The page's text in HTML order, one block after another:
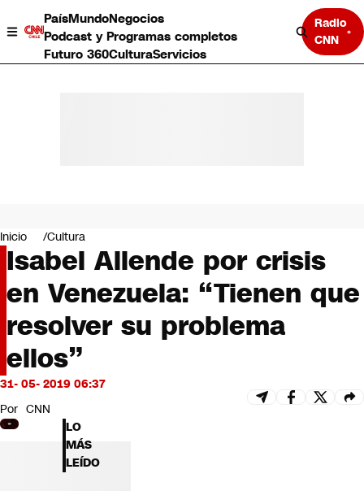
PaísMundoNegocios
Podcast y Programas completos
Futuro 360CulturaServicios
Radio
CNN
Negocios
Deportes
Programas completos
Cultura
Servicios
Bits
CNN tiempo
Futuro 360
Inicio Cultura
Isabel Allende por crisis
en Venezuela: “Tienen que
resolver su problema
ellos”
31- 05- 2019 06:37
Por CNN
LO
MÁS
LEÍDO